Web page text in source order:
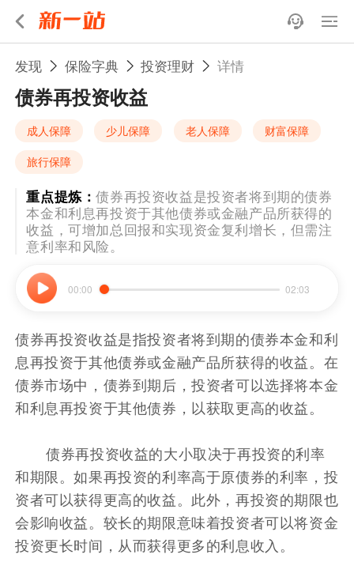
发现 保险字典 投资理财 详情
债券再投资收益
成人保障 少儿保障 老人保障
财富保障
旅行保障
重点提炼：债券再投资收益是投资者将到期的债券
本金和利息再投资于其他债券或金融产品所获得的
收益，可增加总回报和实现资金复利增长，但需注
意利率和风险。
00:00 02:03
债券再投资收益是指投资者将到期的债券本金和利
息再投资于其他债券或金融产品所获得的收益。在
债券市场中，债券到期后，投资者可以选择将本金
和利息再投资于其他债券，以获取更高的收益。
债券再投资收益的大小取决于再投资的利率
和期限。如果再投资的利率高于原债券的利率，投
资者可以获得更高的收益。此外，再投资的期限也
会影响收益。较长的期限意味着投资者可以将资金
投资更长时间，从而获得更多的利息收入。